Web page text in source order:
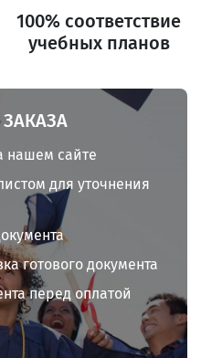
100% соответствие
учебных планов
нашем сайте
для уточнения
готового документа
перед оплатой